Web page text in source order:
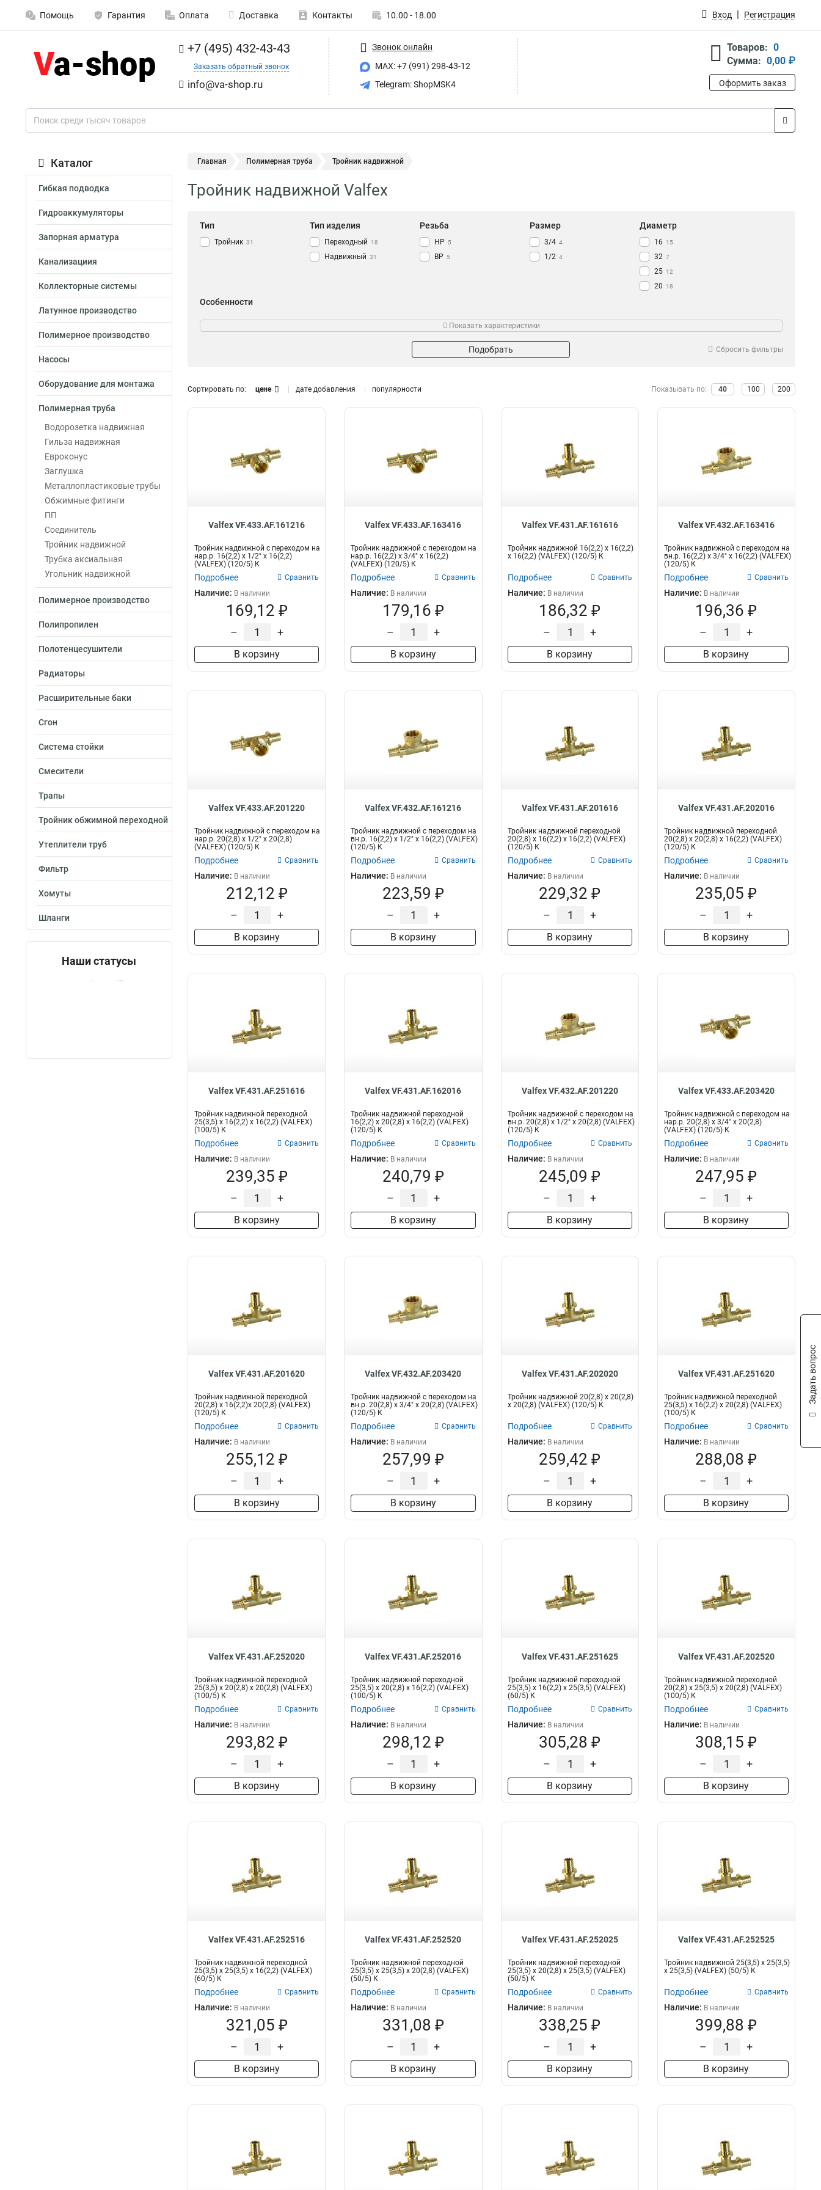
Помощь Гарантия Оплата Доставка Контакты 10.00 - 18.00 Вход Регистрация
+7 (495) 432-43-43
Заказать обратный звонок
info@va-shop.ru
Звонок онлайн
MAX: +7 (991) 298-43-12
Telegram: ShopMSK4
Товаров: 0
Сумма: 0,00 ₽
Оформить заказ
Каталог
Гибкая подводка
Гидроаккумуляторы
Запорная арматура
Канализациия
Коллекторные системы
Латунное производство
Полимерное производство
Насосы
Оборудование для монтажа
Полимерная труба
Водорозетка надвижная
Гильза надвижная
Евроконус
Заглушка
Металлопластиковые трубы
Обжимные фитинги
ПП
Соединитель
Тройник надвижной
Трубка аксиальная
Угольник надвижной
Полимерное производство
Полипропилен
Полотенцесушители
Радиаторы
Расширительные баки
Сгон
Система стойки
Смесители
Трапы
Тройник обжимной переходной
Утеплители труб
Фильтр
Хомуты
Шланги
Наши статусы
Главная Полимерная труба Тройник надвижной
Тройник надвижной Valfex
Тип
Тройник 31
Тип изделия
Переходный 18
Надвижный 31
Резьба
НР 5
ВР 5
Размер
3/4 4
1/2 4
Диаметр
16 15
32 7
25 12
20 18
Особенности
Переход 10
Показать характеристики
Подобрать Сбросить фильтры
Сортировать по: цене дате добавления популярности Показывать по: 40 100 200
Valfex VF.433.AF.161216
Тройник надвижной с переходом на
нар.р. 16(2,2) х 1/2" х 16(2,2)
(VALFEX) (120/5) К
Подробнее Сравнить
Наличие: В наличии
169,12 ₽
– +
В корзину
Valfex VF.433.AF.163416
Тройник надвижной с переходом на
нар.р. 16(2,2) х 3/4" х 16(2,2)
(VALFEX) (120/5) К
Подробнее Сравнить
Наличие: В наличии
179,16 ₽
– +
В корзину
Valfex VF.431.AF.161616
Тройник надвижной 16(2,2) х 16(2,2)
х 16(2,2) (VALFEX) (120/5) К
Подробнее Сравнить
Наличие: В наличии
186,32 ₽
– +
В корзину
Valfex VF.432.AF.163416
Тройник надвижной с переходом на
вн.р. 16(2,2) х 3/4" х 16(2,2) (VALFEX)
(120/5) К
Подробнее Сравнить
Наличие: В наличии
196,36 ₽
– +
В корзину
Valfex VF.433.AF.201220
Тройник надвижной с переходом на
нар.р. 20(2,8) х 1/2" х 20(2,8)
(VALFEX) (120/5) К
Подробнее Сравнить
Наличие: В наличии
212,12 ₽
– +
В корзину
Valfex VF.432.AF.161216
Тройник надвижной с переходом на
вн.р. 16(2,2) х 1/2" х 16(2,2) (VALFEX)
(120/5) К
Подробнее Сравнить
Наличие: В наличии
223,59 ₽
– +
В корзину
Valfex VF.431.AF.201616
Тройник надвижной переходной
20(2,8) х 16(2,2) х 16(2,2) (VALFEX)
(120/5) К
Подробнее Сравнить
Наличие: В наличии
229,32 ₽
– +
В корзину
Valfex VF.431.AF.202016
Тройник надвижной переходной
20(2,8) х 20(2,8) х 16(2,2) (VALFEX)
(120/5) К
Подробнее Сравнить
Наличие: В наличии
235,05 ₽
– +
В корзину
Valfex VF.431.AF.251616
Тройник надвижной переходной
25(3,5) х 16(2,2) х 16(2,2) (VALFEX)
(100/5) К
Подробнее Сравнить
Наличие: В наличии
239,35 ₽
– +
В корзину
Valfex VF.431.AF.162016
Тройник надвижной переходной
16(2,2) х 20(2,8) х 16(2,2) (VALFEX)
(120/5) К
Подробнее Сравнить
Наличие: В наличии
240,79 ₽
– +
В корзину
Valfex VF.432.AF.201220
Тройник надвижной с переходом на
вн.р. 20(2,8) х 1/2" х 20(2,8) (VALFEX)
(120/5) К
Подробнее Сравнить
Наличие: В наличии
245,09 ₽
– +
В корзину
Valfex VF.433.AF.203420
Тройник надвижной с переходом на
нар.р. 20(2,8) х 3/4" х 20(2,8)
(VALFEX) (120/5) К
Подробнее Сравнить
Наличие: В наличии
247,95 ₽
– +
В корзину
Valfex VF.431.AF.201620
Тройник надвижной переходной
20(2,8) х 16(2,2)х 20(2,8) (VALFEX)
(120/5) К
Подробнее Сравнить
Наличие: В наличии
255,12 ₽
– +
В корзину
Valfex VF.432.AF.203420
Тройник надвижной с переходом на
вн.р. 20(2,8) х 3/4" х 20(2,8) (VALFEX)
(120/5) К
Подробнее Сравнить
Наличие: В наличии
257,99 ₽
– +
В корзину
Valfex VF.431.AF.202020
Тройник надвижной 20(2,8) х 20(2,8)
х 20(2,8) (VALFEX) (120/5) К
Подробнее Сравнить
Наличие: В наличии
259,42 ₽
– +
В корзину
Valfex VF.431.AF.251620
Тройник надвижной переходной
25(3,5) х 16(2,2) х 20(2,8) (VALFEX)
(100/5) К
Подробнее Сравнить
Наличие: В наличии
288,08 ₽
– +
В корзину
Valfex VF.431.AF.252020
Тройник надвижной переходной
25(3,5) х 20(2,8) х 20(2,8) (VALFEX)
(100/5) К
Подробнее Сравнить
Наличие: В наличии
293,82 ₽
– +
В корзину
Valfex VF.431.AF.252016
Тройник надвижной переходной
25(3,5) х 20(2,8) х 16(2,2) (VALFEX)
(100/5) К
Подробнее Сравнить
Наличие: В наличии
298,12 ₽
– +
В корзину
Valfex VF.431.AF.251625
Тройник надвижной переходной
25(3,5) х 16(2,2) х 25(3,5) (VALFEX)
(60/5) К
Подробнее Сравнить
Наличие: В наличии
305,28 ₽
– +
В корзину
Valfex VF.431.AF.202520
Тройник надвижной переходной
20(2,8) х 25(3,5) х 20(2,8) (VALFEX)
(100/5) К
Подробнее Сравнить
Наличие: В наличии
308,15 ₽
– +
В корзину
Valfex VF.431.AF.252516
Тройник надвижной переходной
25(3,5) х 25(3,5) х 16(2,2) (VALFEX)
(60/5) К
Подробнее Сравнить
Наличие: В наличии
321,05 ₽
– +
В корзину
Valfex VF.431.AF.252520
Тройник надвижной переходной
25(3,5) х 25(3,5) х 20(2,8) (VALFEX)
(50/5) К
Подробнее Сравнить
Наличие: В наличии
331,08 ₽
– +
В корзину
Valfex VF.431.AF.252025
Тройник надвижной переходной
25(3,5) х 20(2,8) х 25(3,5) (VALFEX)
(50/5) К
Подробнее Сравнить
Наличие: В наличии
338,25 ₽
– +
В корзину
Valfex VF.431.AF.252525
Тройник надвижной 25(3,5) х 25(3,5)
х 25(3,5) (VALFEX) (50/5) К
Подробнее Сравнить
Наличие: В наличии
399,88 ₽
– +
В корзину
Задать вопрос